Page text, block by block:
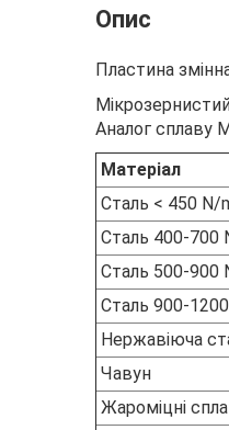
Опис
Пластина
Аналог сплаву
Матеріал
Сталь < 450 N/
Сталь 400-700
Сталь 500-900
Сталь 900-
Нержавіюча
Чавун
Жароміцні